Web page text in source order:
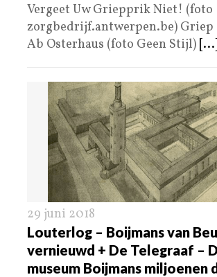
Vergeet Uw Griepprik Niet! (foto
zorgbedrijf.antwerpen.be) Griep
Ab Osterhaus (foto Geen Stijl) [...]
29 juni 2018
Louterlog – Boijmans van
vernieuwd + De Telegraaf –
museum Boijmans miljoenen